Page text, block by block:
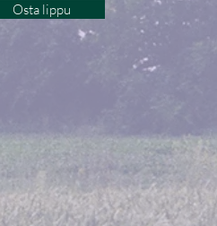
Osta lippu